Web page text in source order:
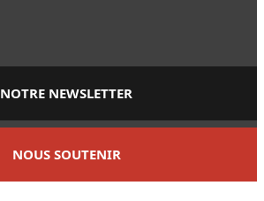
NOTRE NEWSLETTER
NOUS SOUTENIR